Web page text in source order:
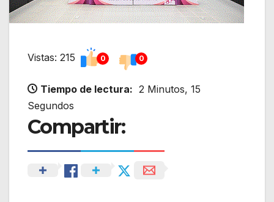
Vistas: 215 0 0
Tiempo de lectura: 2 Minutos, 15
Segundos
Compartir: